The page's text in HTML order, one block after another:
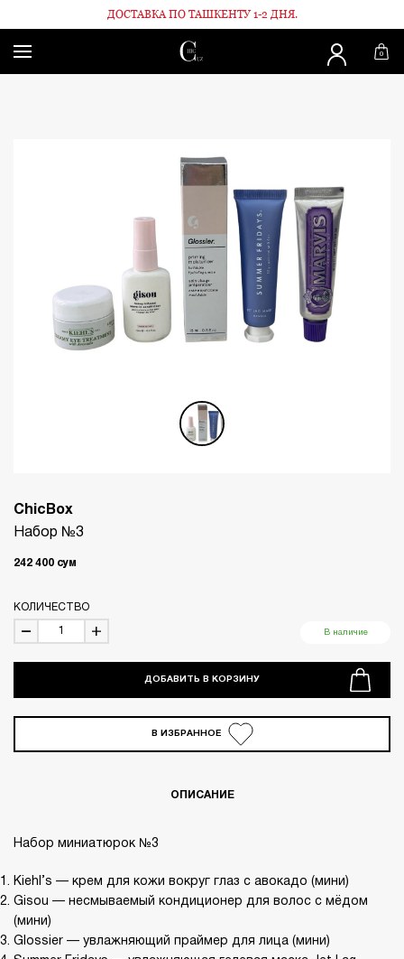
ДОСТАВКА ПО ТАШКЕНТУ 1-2 ДНЯ.
0
Набор №3
ChicBox
Набор №3
242 400 сум
КОЛИЧЕСТВО
В наличие
ДОБАВИТЬ В КОРЗИНУ
В ИЗБРАННОЕ
ОПИСАНИЕ
Набор миниатюрок №3
Kiehl’s — крем для кожи вокруг глаз с авокадо (мини)
Gisou — несмываемый кондиционер для волос с мёдом
(мини)
Glossier — увлажняющий праймер для лица (мини)